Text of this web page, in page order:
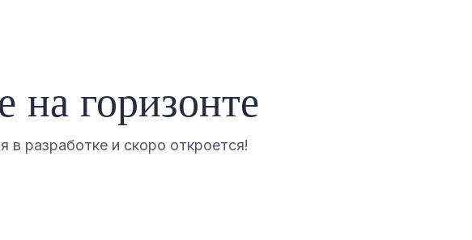
горизонте
в разработке и скоро откроется!